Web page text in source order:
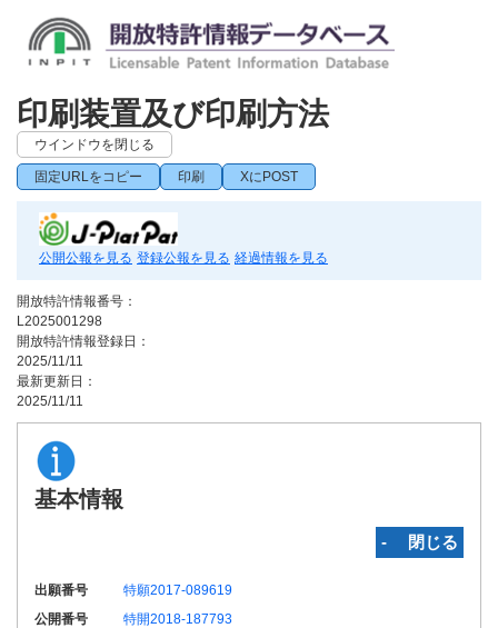
印刷装置及び印刷方法
ウインドウを閉じる
固定URLをコピー 印刷 XにPOST
公開公報を見る 登録公報を見る 経過情報を見る
開放特許情報番号：
L2025001298
開放特許情報登録日：
2025/11/11
最新更新日：
2025/11/11
基本情報
‐ 閉じる
出願番号
特願2017-089619
公開番号
特開2018-187793